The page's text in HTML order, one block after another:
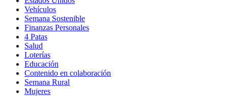
Vehículos
Semana Sostenible
Finanzas Personales
4 Patas
Salud
Loterías
Educación
Contenido en colaboración
Semana Rural
Mujeres